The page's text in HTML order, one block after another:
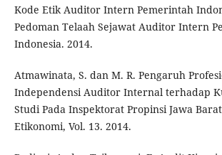
Kode Etik Auditor Intern Pemerintah
Pedoman Telaah Sejawat Auditor Intern
Indonesia. 2014.
Atmawinata, S. dan M. R. Pengaruh
Independensi Auditor Internal terhadap
Studi Pada Inspektorat Propinsi Jawa
Etikonomi, Vol. 13. 2014.